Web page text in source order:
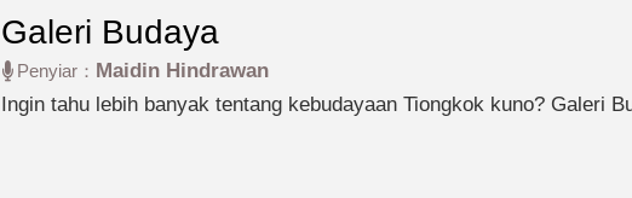
Galeri Budaya
Penyiar： Maidin Hindrawan
Ingin tahu lebih banyak tentang kebudayaan Tiongkok kuno? Galeri Budaya, mengajak Anda